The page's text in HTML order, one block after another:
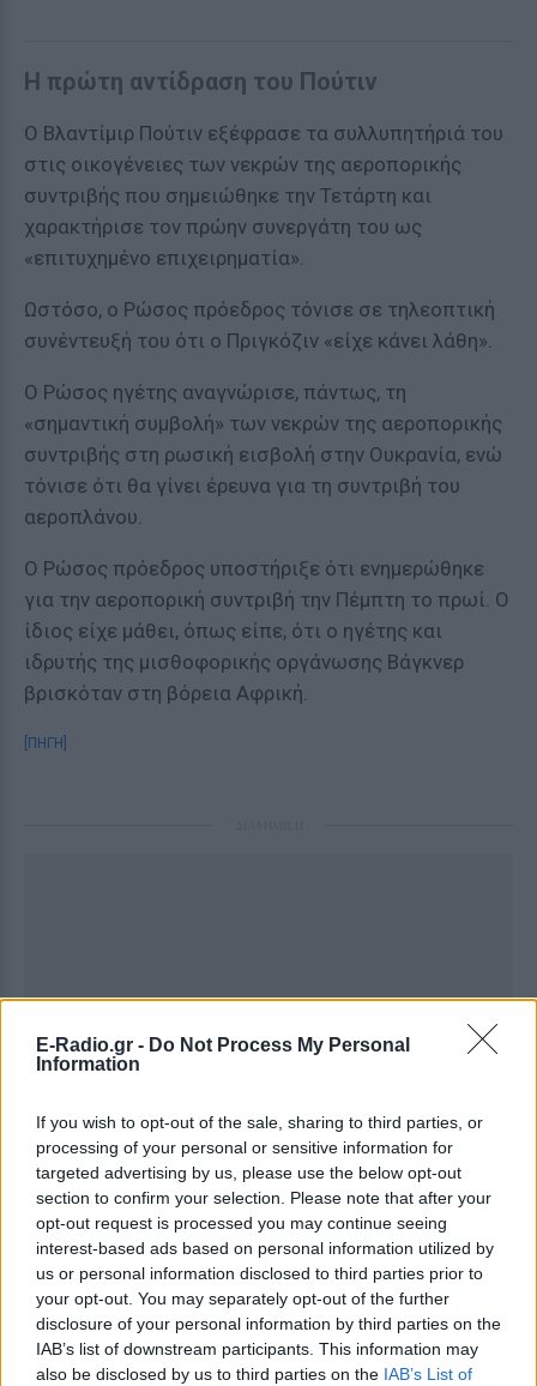
E-Radio.gr - Do Not Process My Personal
Information
If you wish to opt-out of the sale, sharing to third parties, or
processing of your personal or sensitive information for
targeted advertising by us, please use the below opt-out
section to confirm your selection. Please note that after your
opt-out request is processed you may continue seeing
interest-based ads based on personal information utilized by
us or personal information disclosed to third parties prior to
your opt-out. You may separately opt-out of the further
disclosure of your personal information by third parties on the
IAB’s list of downstream participants. This information may
also be disclosed by us to third parties on the IAB’s List of
H πρώτη αντίδραση του Πούτιν
Ο Βλαντίμιρ Πούτιν εξέφρασε τα συλλυπητήριά του
στις οικογένειες των νεκρών της αεροπορικής
συντριβής που σημειώθηκε την Τετάρτη και
χαρακτήρισε τον πρώην συνεργάτη του ως
«επιτυχημένο επιχειρηματία».
Ωστόσο, o Ρώσος πρόεδρος τόνισε σε τηλεοπτική
συνέντευξή του ότι ο Πριγκόζιν «είχε κάνει λάθη».
Ο Ρώσος ηγέτης αναγνώρισε, πάντως, τη
«σημαντική συμβολή» των νεκρών της αεροπορικής
συντριβής στη ρωσική εισβολή στην Ουκρανία, ενώ
τόνισε ότι θα γίνει έρευνα για τη συντριβή του
αεροπλάνου.
Ο Ρώσος πρόεδρος υποστήριξε ότι ενημερώθηκε
για την αεροπορική συντριβή την Πέμπτη το πρωί. Ο
ίδιος είχε μάθει, όπως είπε, ότι ο ηγέτης και
ιδρυτής της μισθοφορικής οργάνωσης Βάγκνερ
βρισκόταν στη βόρεια Αφρική.
[ΠΗΓΗ]
Ακολουθήστε το E-Radio.gr στοGoogle News